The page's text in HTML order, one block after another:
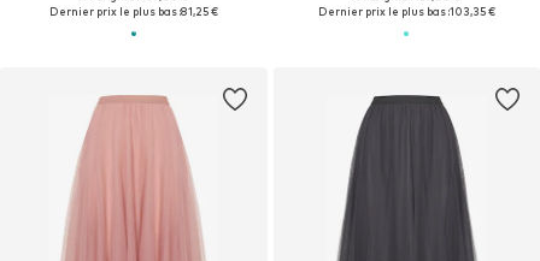
Dernier prix le plus bas :81,25 €
Dernier prix le plus bas :103,35 €